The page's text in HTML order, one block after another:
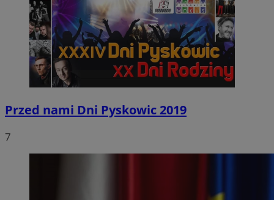
Przed nami Dni Pyskowic 2019
7